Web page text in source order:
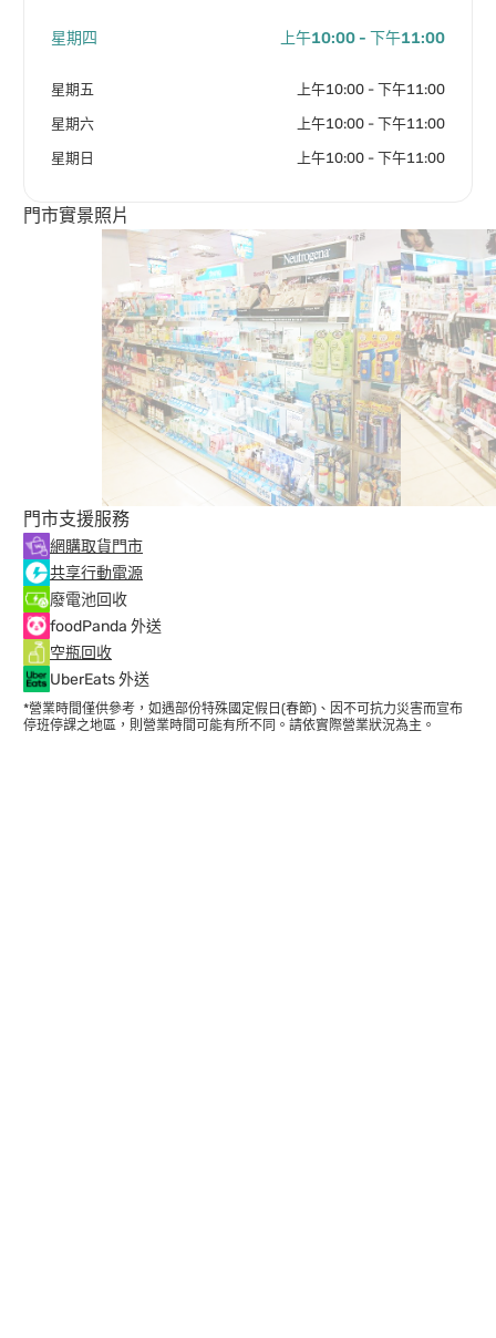
星期四 上午10:00 - 下午11:00
星期五 上午10:00 - 下午11:00
星期六 上午10:00 - 下午11:00
星期日 上午10:00 - 下午11:00
門市實景照片
門市支援服務
網購取貨門市
共享行動電源
廢電池回收
foodPanda 外送
空瓶回收
UberEats 外送
*營業時間僅供參考，如遇部份特殊國定假日(春節)、因不可抗力災害而宣布
停班停課之地區，則營業時間可能有所不同。請依實際營業狀況為主。